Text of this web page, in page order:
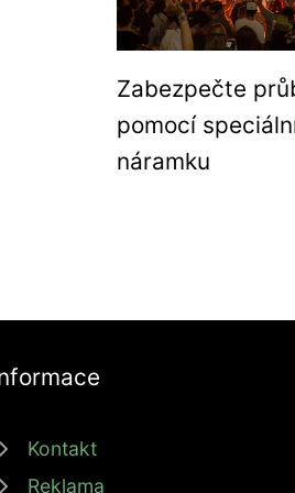
Zabezpečte
pomocí
náramku
Kontakt
Reklama